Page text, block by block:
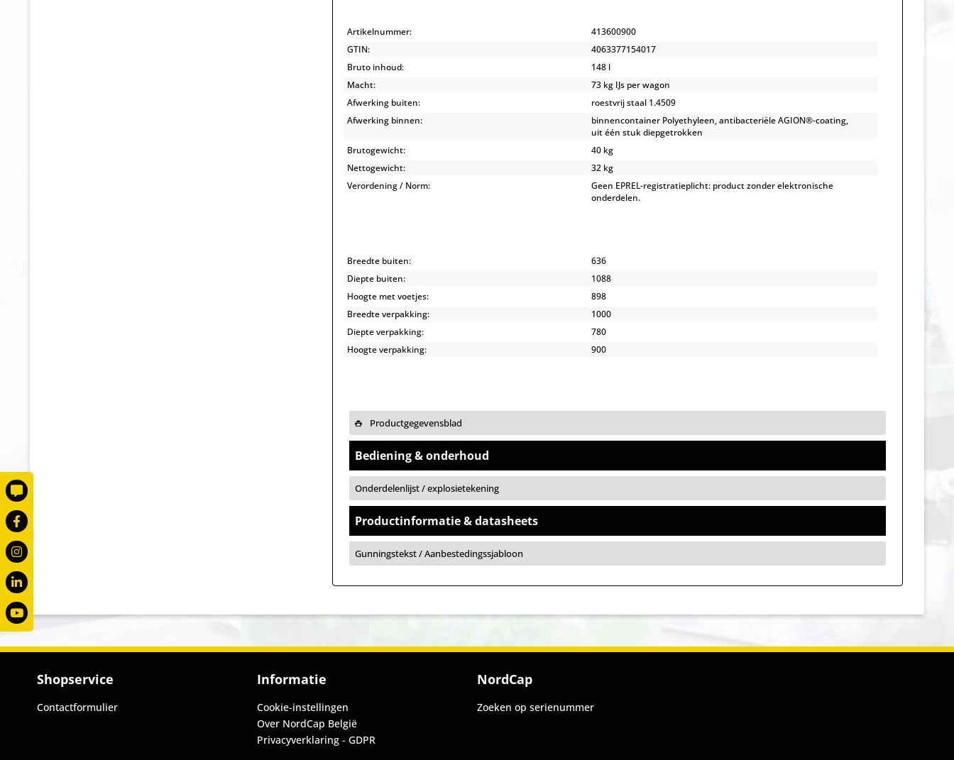
Artikelnummer:
413600900
GTIN:
4063377154017
Bruto inhoud:
148 l
Macht:
73 kg IJs per wagon
Afwerking buiten:
roestvrij staal 1.4509
Afwerking binnen:
binnencontainer Polyethyleen, antibacteriële AGION®-coating,
uit één stuk diepgetrokken
Brutogewicht:
40 kg
Nettogewicht:
32 kg
Verordening / Norm:
Geen EPREL-registratieplicht: product zonder elektronische
onderdelen.
Breedte buiten:
636
Diepte buiten:
1088
Hoogte met voetjes:
898
Breedte verpakking:
1000
Diepte verpakking:
780
Hoogte verpakking:
900
Productgegevensblad
Bediening & onderhoud
Onderdelenlijst / explosietekening
Productinformatie & datasheets
Gunningstekst / Aanbestedingssjabloon
Shopservice
Contactformulier
Informatie
Cookie-instellingen
Over NordCap België
Privacyverklaring - GDPR
NordCap
Zoeken op serienummer